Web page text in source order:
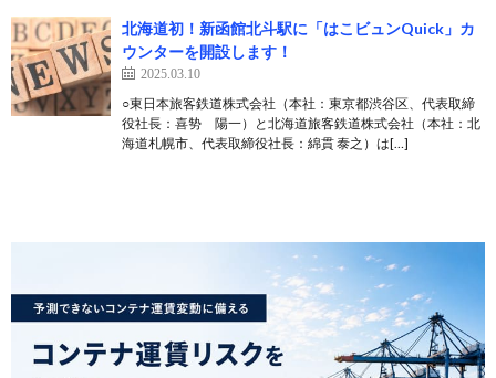
北海道初！新函館北斗駅に「はこビュンQuick」カ
ウンターを開設します！
2025.03.10
○東日本旅客鉄道株式会社（本社：東京都渋谷区、代表取締
役社長：喜㔟 陽一）と北海道旅客鉄道株式会社（本社：北
海道札幌市、代表取締役社長：綿貫 泰之）は[…]